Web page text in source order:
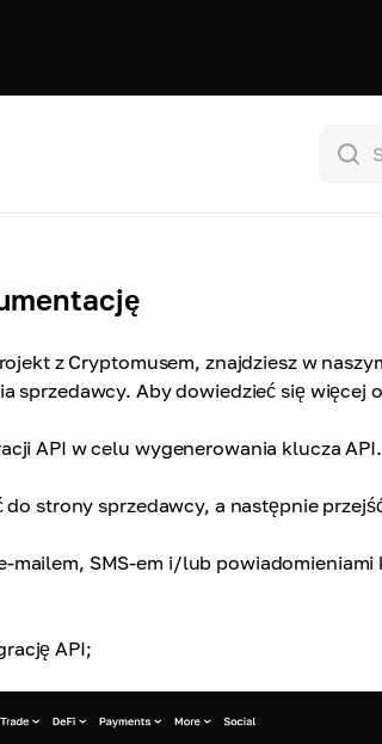
z Cryptomusem, znajdziesz w
sprzedawcy. Aby dowiedzieć się więcej
API w celu wygenerowania klucza API.
strony sprzedawcy, a następnie
mailem, SMS-em i/lub
API;